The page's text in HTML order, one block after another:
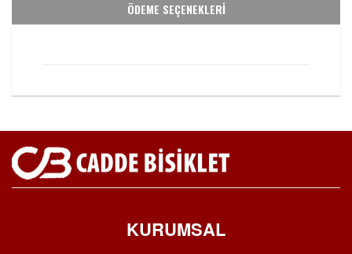
ÖDEME SEÇENEKLERİ
KURUMSAL